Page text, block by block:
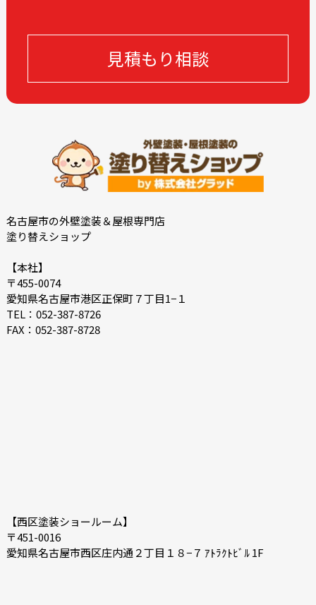
見積もり相談
名古屋市の外壁塗装＆屋根専門店
塗り替えショップ
【本社】
〒455-0074
愛知県名古屋市港区正保町７丁目1−１
TEL：052-387-8726
FAX：052-387-8728
【西区塗装ショールーム】
〒451-0016
愛知県名古屋市西区庄内通２丁目１８−７ ｱﾄﾗｸﾄﾋﾞﾙ 1F